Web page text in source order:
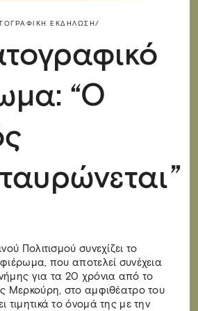
ΕΚΔΉΛΩΣΗ/
“Ο
Πολιτισμού συνεχίζει το
που αποτελεί συνέχεια
για τα 20 χρόνια από το
Μερκούρη, στο αμφιθέατρο του
τιμητικά το όνομά της με την